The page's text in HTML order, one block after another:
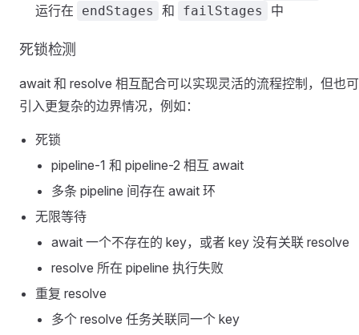
运行在
endStages 和 failStages 中
死锁检测
await 和 resolve 相互配合可以实现灵活的流程控制，但也
引入更复杂的边界情况，例如：
死锁
pipeline-1 和 pipeline-2 相互 await
多条 pipeline 间存在 await 环
无限等待
await 一个不存在的 key，或者 key 没有关联 resolve
resolve 所在 pipeline 执行失败
重复 resolve
多个 resolve 任务关联同一个 key